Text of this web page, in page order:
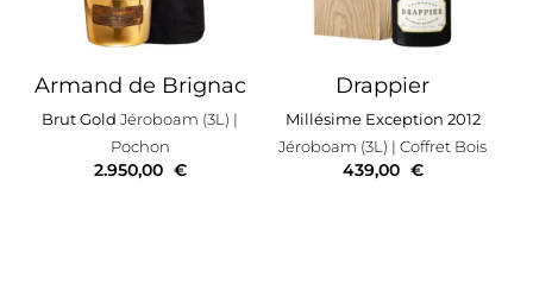
Armand de Brignac
Brut Gold Jéroboam (3L) |
Pochon
2.950,00 €
Drappier
Millésime Exception 2012
Jéroboam (3L) | Coffret Bois
439,00 €